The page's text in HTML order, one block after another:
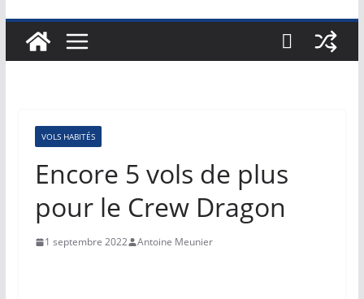
VOLS HABITÉS
Encore 5 vols de plus
pour le Crew Dragon
1 septembre 2022 Antoine Meunier